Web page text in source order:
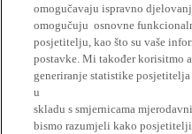
omogučavaju ispravno
omogučuju osnovne
posjetitelju, kao što su vaše
postavke. Mi također korisitmo
generiranje statistike
u
skladu s smjernicama
bismo razumjeli kako